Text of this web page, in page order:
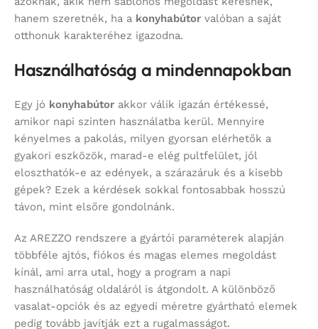
hanem szeretnék, ha a konyhabútor valóban a saját
otthonuk karakteréhez igazodna.
Használhatóság a mindennapokban
Egy jó konyhabútor akkor válik igazán értékessé,
amikor napi szinten használatba kerül. Mennyire
kényelmes a pakolás, milyen gyorsan elérhetők a
gyakori eszközök, marad-e elég pultfelület, jól
eloszthatók-e az edények, a szárazáruk és a kisebb
gépek? Ezek a kérdések sokkal fontosabbak hosszú
távon, mint elsőre gondolnánk.
Az AREZZO rendszere a gyártói paraméterek alapján
többféle ajtós, fiókos és magas elemes megoldást
kínál, ami arra utal, hogy a program a napi
használhatóság oldaláról is átgondolt. A különböző
vasalat-opciók és az egyedi méretre gyártható elemek
pedig tovább javítják ezt a rugalmasságot.